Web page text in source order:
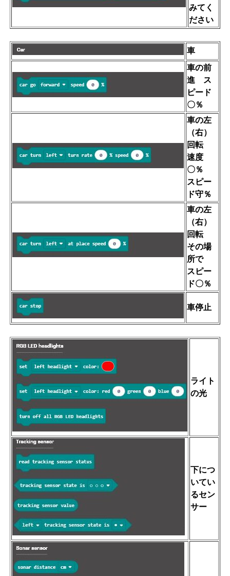
みてく
ださい
車
車の前
進 ス
ピード
〇％
車の左
（右）
回転
速度
〇％
スピー
ド守％
車の左
（右）
回転
その場
所で
スピー
ド〇％
車停止
ライト
の光
下につ
いてい
るセン
サー